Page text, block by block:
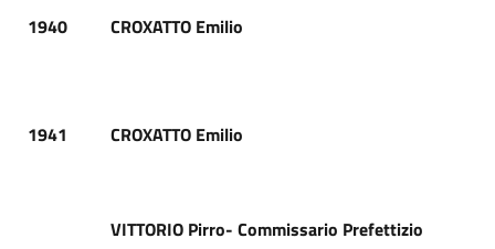
1940 CROXATTO Emilio
1941 CROXATTO Emilio
VITTORIO Pirro- Commissario Prefettizio